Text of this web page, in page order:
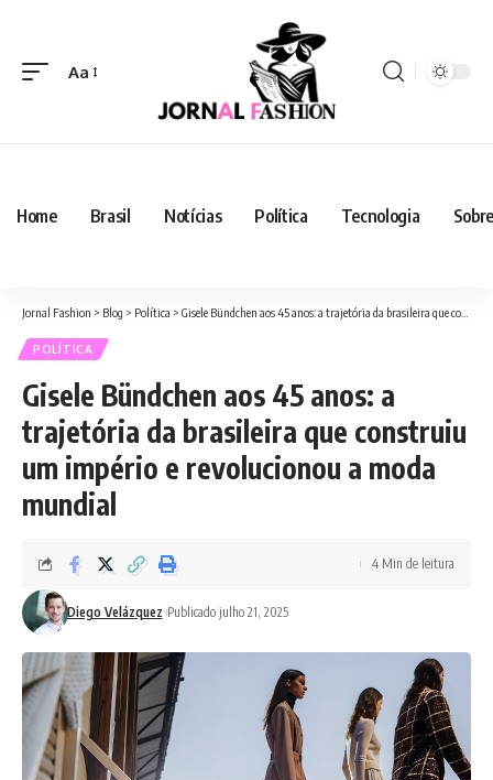
Aa
Home Brasil Notícias Política Tecnologia
Jornal Fashion > Blog > Política > Gisele Bündchen aos 45 anos: a trajetória da brasileira que construiu um império e revolucionou a moda mundial
POLÍTICA
Gisele Bündchen aos 45 anos: a
trajetória da brasileira que construiu
um império e revolucionou a moda
mundial
Diego Velázquez Publicado julho 21, 2025
4 Min de leitura